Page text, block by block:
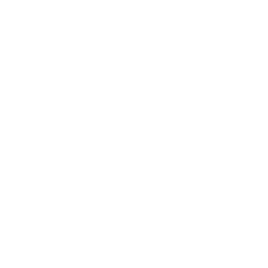
консультация и быстрая доставка.
консультация и быстрая доставка.